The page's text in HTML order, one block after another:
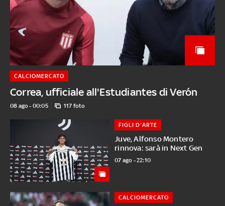
Correa, ufficiale all'Estudiantes di Verón
CALCIOMERCATO
08 ago - 00:05 117 foto
Juve, Alfonso Montero
rinnova: sarà in Next Gen
FIGLI D'ARTE
07 ago - 22:10
CALCIOMERCATO